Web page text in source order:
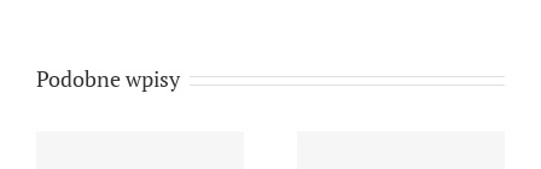
Podobne wpisy